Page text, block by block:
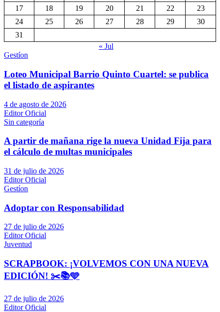
17
18 19 20 21 22
23
24
25 26 27 28 29
30
31
« Jul
Gestíon
Loteo Municipal Barrio Quinto Cuartel: se publica
el listado de aspirantes
4 de agosto de 2026
Editor Oficial
Sin categoría
A partir de mañana rige la nueva Unidad Fija para
el cálculo de multas municipales
31 de julio de 2026
Editor Oficial
Gestíon
Adoptar con Responsabilidad
27 de julio de 2026
Editor Oficial
Juventud
SCRAPBOOK: ¡VOLVEMOS CON UNA NUEVA
EDICIÓN! ✂️📚🩵
27 de julio de 2026
Editor Oficial